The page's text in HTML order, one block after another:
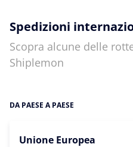
Spedizioni
Scopra alcune delle
Shiplemon
DA PAESE A PAESE
Unione Europea